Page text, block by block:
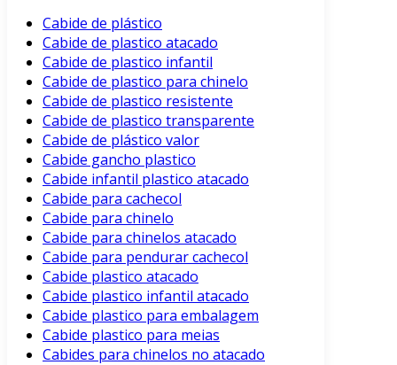
Cabide de plástico
Cabide de plastico atacado
Cabide de plastico infantil
Cabide de plastico para chinelo
Cabide de plastico resistente
Cabide de plastico transparente
Cabide de plástico valor
Cabide gancho plastico
Cabide infantil plastico atacado
Cabide para cachecol
Cabide para chinelo
Cabide para chinelos atacado
Cabide para pendurar cachecol
Cabide plastico atacado
Cabide plastico infantil atacado
Cabide plastico para embalagem
Cabide plastico para meias
Cabides para chinelos no atacado